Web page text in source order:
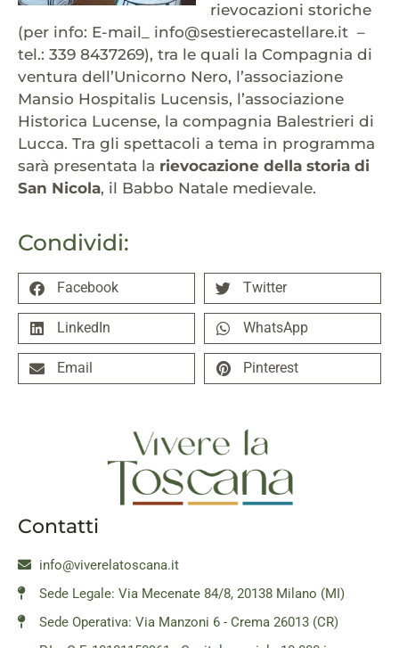
Condividi:
Facebook Twitter
LinkedIn WhatsApp
Email Pinterest
rievocazioni storiche
(per info: E-mail_ info@sestierecastellare.it –
tel.: 339 8437269), tra le quali la Compagnia di
ventura dell’Unicorno Nero, l’associazione
Mansio Hospitalis Lucensis, l’associazione
Historica Lucense, la compagnia Balestrieri di
Lucca. Tra gli spettacoli a tema in programma
sarà presentata la rievocazione della storia di
San Nicola, il Babbo Natale medievale.
Contatti
info@viverelatoscana.it
Sede Legale: Via Mecenate 84/8, 20138 Milano (MI)
Sede Operativa: Via Manzoni 6 - Crema 26013 (CR)